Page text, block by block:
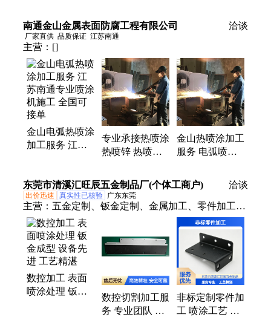
口品质
南通金山金属表面防腐工程有限公司 洽谈
厂家直供 品质保证 江苏南通
主营： []
金山电弧热喷涂
加工服务 江苏
单
专业承接热喷涂
热喷锌 热喷铝
国标质量 厂家
上门服务
金山热喷涂加工
服务 电弧喷涂
质量持久耐用全
国可加工
东莞市清溪汇旺辰五金制品厂(个体工商户) 洽谈
出价迅速 真实性已核验 广东东莞
主营： 五金定制、钣金定制、金属加工、零件加工、
代工服务、五金加工、数控加工、金属制品、激光加
工、丝印服务、丝印定制、折弯加工、工业零件、金
属材料、丝网印刷、工业加工、定制加工、激光切
割、精密制造、工业级设备、精密五金加、机械五金
加、光纤激光机、金属件定制、非标定制钣金
数控加工 表面
喷涂处理 钣金
数控切割加工服
务 专业团队 工
非标定制零件加
工 喷涂工艺 机